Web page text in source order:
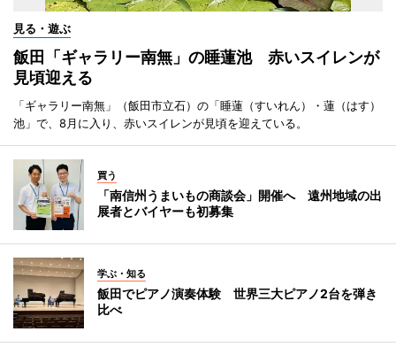
見る・遊ぶ
飯田「ギャラリー南無」の睡蓮池 赤いスイレンが
見頃迎える
「ギャラリー南無」（飯田市立石）の「睡蓮（すいれん）・蓮（はす）
池」で、8月に入り、赤いスイレンが見頃を迎えている。
買う
「南信州うまいもの商談会」開催へ 遠州地域の出
展者とバイヤーも初募集
学ぶ・知る
飯田でピアノ演奏体験 世界三大ピアノ2台を弾き
比べ